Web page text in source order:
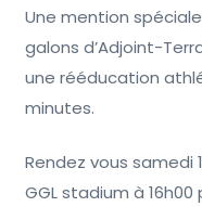
Une mention
galons d’Adjoint-
une rééducation
minutes.
Rendez vous
GGL stadium à 16h00